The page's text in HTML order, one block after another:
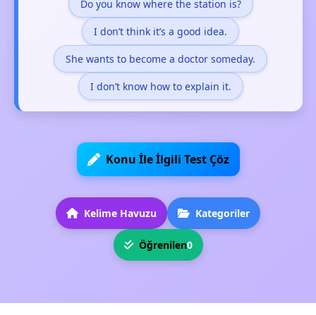
Do you know where the station is?
I don’t think it’s a good idea.
She wants to become a doctor someday.
I don’t know how to explain it.
Konu İle İlgili Test Çöz
Kelime Havuzu Kategoriler
Öğrenilen0